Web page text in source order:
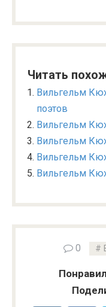
Читать
Вильгельм
поэтов
Вильгельм
Вильгельм
Вильгельм
Вильгельм
0